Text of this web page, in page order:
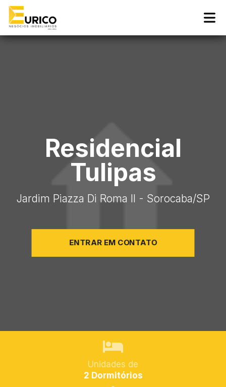
Residencial
Tulipas
Jardim Piazza Di Roma II - Sorocaba/SP
ENTRAR EM CONTATO
Unidades de
2 Dormitórios